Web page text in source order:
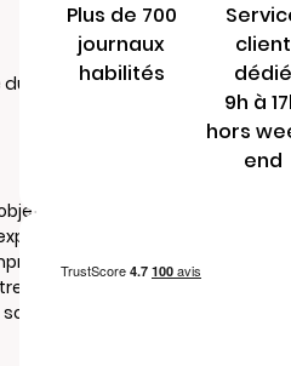
du général sarrail
l'acquisition
desdits
la possibilité
gratuit de tout
au profit
Plus de 700
journaux
habilités
client
dédié
9h à
hors
end